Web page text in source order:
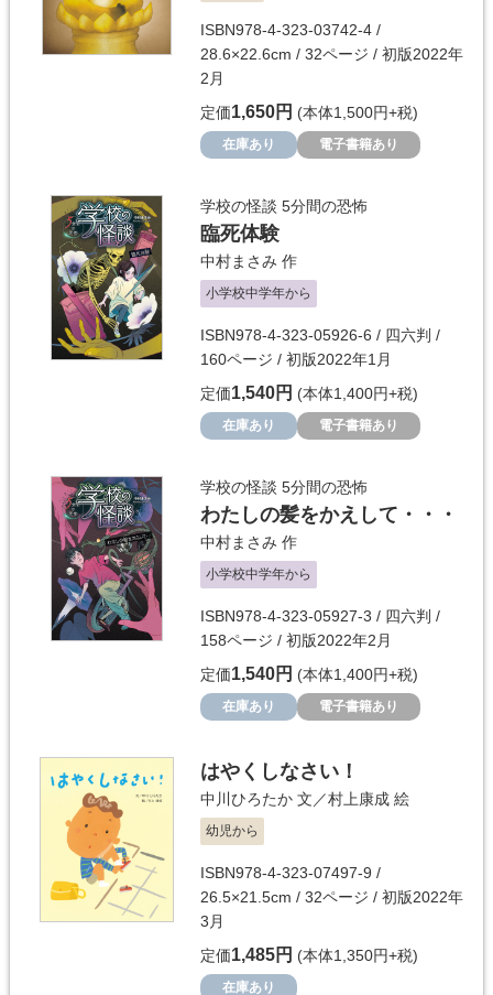
ISBN978-4-323-03742-4 /
28.6×22.6cm / 32ページ / 初版2022年
2月
定価1,650円 (本体1,500円+税)
在庫あり 電子書籍あり
学校の怪談 5分間の恐怖
臨死体験
中村まさみ 作
小学校中学年から
ISBN978-4-323-05926-6 / 四六判 /
160ページ / 初版2022年1月
定価1,540円 (本体1,400円+税)
在庫あり 電子書籍あり
学校の怪談 5分間の恐怖
わたしの髪をかえして・・・
中村まさみ 作
小学校中学年から
ISBN978-4-323-05927-3 / 四六判 /
158ページ / 初版2022年2月
定価1,540円 (本体1,400円+税)
在庫あり 電子書籍あり
はやくしなさい！
中川ひろたか 文／村上康成 絵
幼児から
ISBN978-4-323-07497-9 /
26.5×21.5cm / 32ページ / 初版2022年
3月
定価1,485円 (本体1,350円+税)
在庫あり